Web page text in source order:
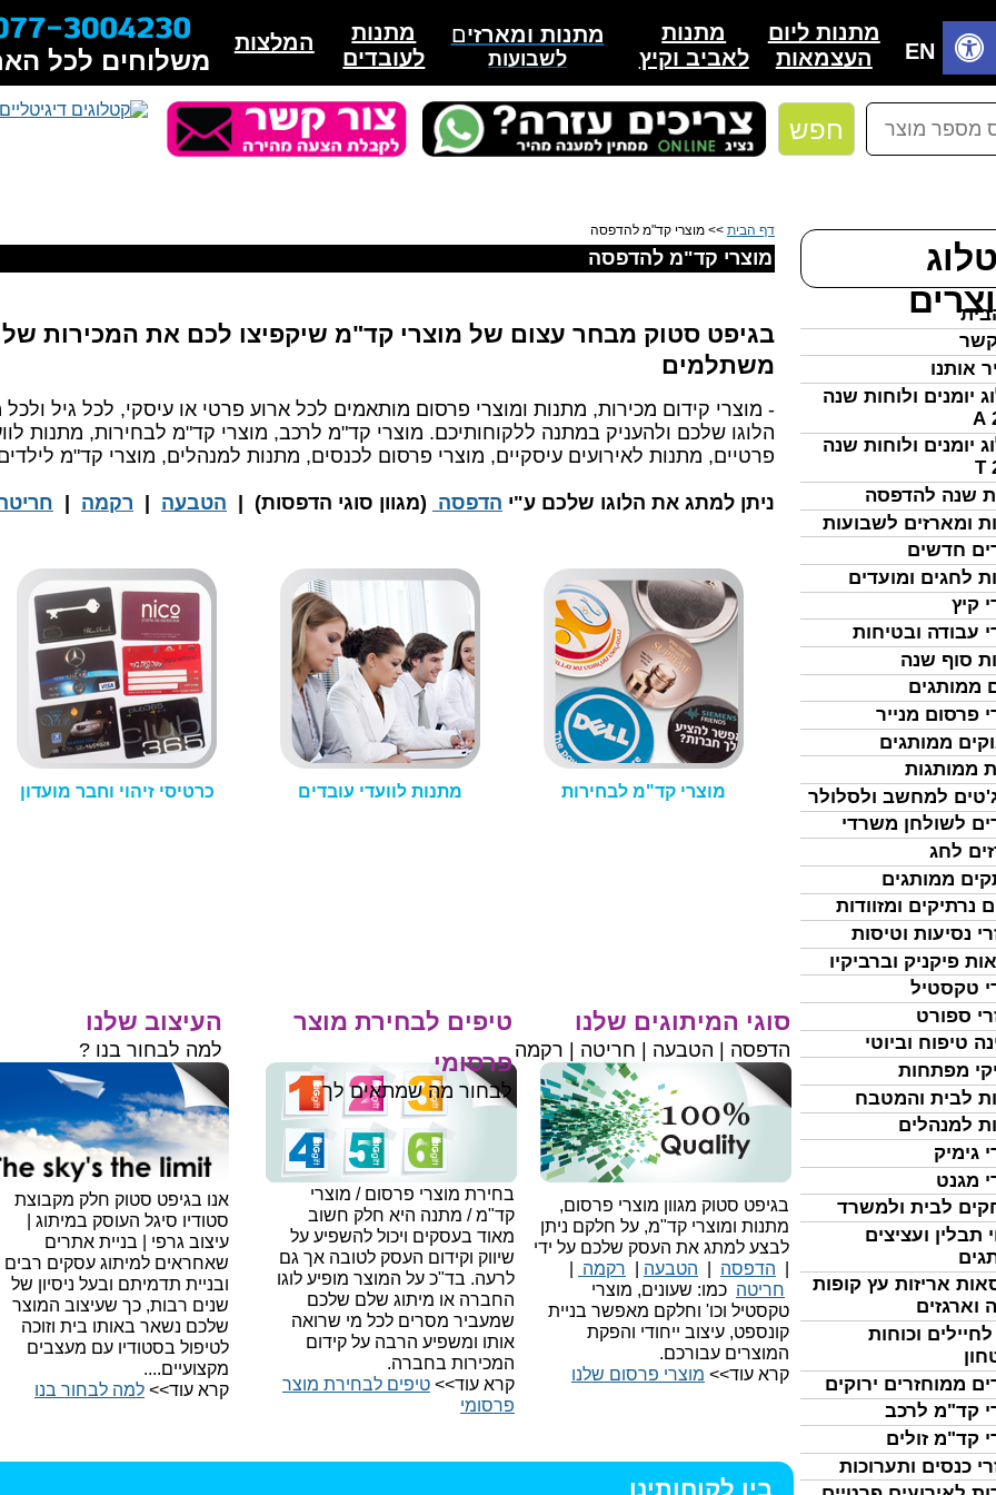
מוצרי קד"מ לרכב, מוצרי קד"מ ממותגים, מתנות לוועדי עובדים, מתנות לאירועים פרטיים, מתנות לאירועים עיסקיים,
מוצרי קד"מ להייטק, מוצרי קד"מ מודפסים
חפש
אותנו
יומנים ולוחות שנה
יומנים ולוחות שנה
שנה להדפסה
ומארזים לשבועות
חדשים
לחגים ומועדים
קיץ
עבודה ובטיחות
סוף שנה
ממותגים
פרסום מנייר
ממותגים
ממותגות
למחשב ולסלולר
לשולחן משרדי
לחג
ממותגים
נרתיקים ומזוודות
נסיעות וטיסות
פיקניק וברביקיו
טקסטיל
ספורט
טיפוח וביוטי
מפתחות
לבית והמטבח
למנהלים
גימיק
מגנט
לבית ולמשרד
תבלין ועציצים
אריזות עץ קופות
וארגזים
לחיילים וכוחות
ממוחזרים ירוקים
קד"מ לרכב
קד"מ זולים
כנסים ותערוכות
EN
מתנות
לאביב וקיץ
המלצות
מתנות
לעובדים
מתנות ומארזים
לשבועות
מתנות ליום
העצמאות
משלוחים לכל
דף הבית >> מוצרי קד"מ להדפסה
מוצרי קד"מ להדפסה
בגיפט סטוק מבחר עצום של מוצרי קד"מ שיקפיצו לכם את המכירות
משתלמים
- מוצרי קידום מכירות, מתנות ומוצרי פרסום מותאמים לכל ארוע פרטי או עיסקי, לכל גיל
הלוגו שלכם ולהעניק במתנה ללקוחותיכם. מוצרי קד"מ לרכב, מוצרי קד"מ לבחירות, מתנות
פרטיים, מתנות לאירועים עיסקיים, מוצרי פרסום לכנסים, מתנות למנהלים, מוצרי קד"מ
​ניתן למתג את הלוגו שלכם ע"י הדפסה (מגוון סוגי הדפסות) | הטבעה רקמה
מוצרי קד"מ לבחירות מתנות לוועדי עובדים כרטיסי זיהוי וחבר מועדון
אנו בגיפט סטוק חלק מקבוצת
סטודיו סיגל העוסק במיתוג |
עיצוב גרפי | בניית אתרים
שאחראים למיתוג עסקים רבים
ובניית תדמיתם ובעל ניסיון של
שנים רבות, כך שעיצוב המוצר
שלכם נשאר באותו בית וזוכה
לטיפול בסטודיו עם מעצבים
מקצועיים....
קרא עוד>> למה לבחור בנו​
בגיפט סטוק מגוון מוצרי פרסום,
מתנות ומוצרי קד"מ, על חלקם ניתן
לבצע למתג את העסק שלכם על ידי
הדפסה הטבעה רקמה
חריטה כמו: שעונים, מוצרי
טקסטיל וכו' וחלקם מאפשר בניית
קונספט, עיצוב ייחודי והפקת
המוצרים עבורכם.
קרא עוד>> מוצרי פרסום שלנו
בחירת מוצרי פרסום / מוצרי
קד"מ / מתנה היא חלק חשוב
מאוד בעסקים ויכול להשפיע על
שיווק וקידום העסק לטובה אך גם
לרעה. בד"כ על המוצר מופיע לוגו
החברה או מיתוג שלם שלכם
שמעביר מסרים לכל מי שרואה
אותו ומשפיע הרבה על קידום
המכירות בחברה.
קרא עוד>> טיפים לבחירת מוצר
פרסומי
טיפים לבחירת מוצר
פרסומי
לבחור מה שמתאים לך
העיצוב שלנו
למה לבחור בנו ?
סוגי המיתוגים שלנו
הדפסה | הטבעה | חריטה | רקמה
בין לקוחותינו